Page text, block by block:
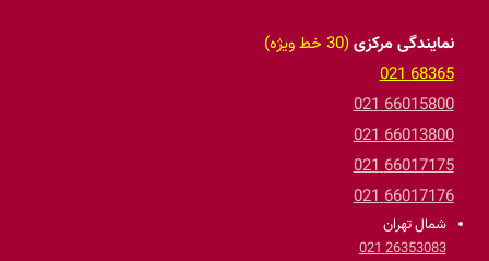
نمایندگی مرکزی(30 خط ویژه)
68365 021
66015800 021
66013800 021
66017175 021
66017176 021
شمال تهران
26353083 021